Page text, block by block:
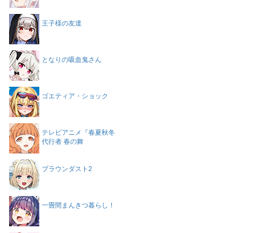
王子様の友達
となりの吸血鬼さん
ゴエティア・ショック
テレビアニメ『春夏秋冬
代行者 春の舞
ブラウンダスト2
一畳間まんきつ暮らし！